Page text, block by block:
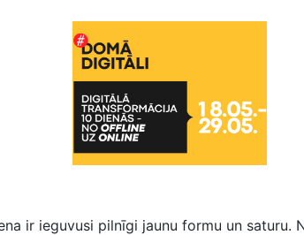
ir ieguvusi pilnīgi jaunu formu un saturu.